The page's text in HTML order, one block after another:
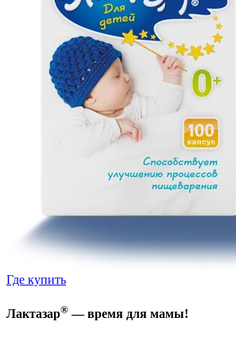
Где купить
Лактазар® — время для мамы!